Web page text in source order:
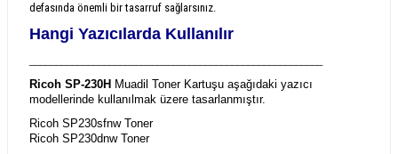
defasında önemli bir tasarruf sağlarsınız.
Hangi Yazıcılarda Kullanılır
Ricoh SP-230H Muadil Toner Kartuşu aşağıdaki yazıcı
modellerinde kullanılmak üzere tasarlanmıştır.
Ricoh SP230sfnw Toner
Ricoh SP230dnw Toner